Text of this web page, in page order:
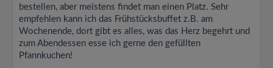
bestellen, aber meistens findet man einen Platz. Sehr
empfehlen kann ich das Frühstücksbuffet z.B. am
Wochenende, dort gibt es alles, was das Herz begehrt und
zum Abendessen esse ich gerne den gefüllten
Pfannkuchen!